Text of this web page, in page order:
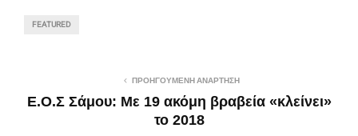
FEATURED
ΠΡΟΗΓΟΎΜΕΝΗ ΑΝΆΡΤΗΣΗ
Ε.Ο.Σ Σάμου: Με 19 ακόμη βραβεία «κλείνει»
το 2018